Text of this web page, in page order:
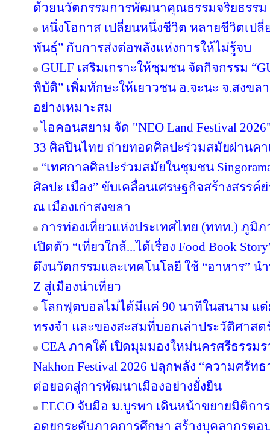
ด้วยนวัตกรรมการพัฒนาคุณธรรมจริยธรรม
หนึ่งโอกาส เปลี่ยนหนึ่งชีวิต หลายชีวิตเปลี่
พันธุ์” กับการส่งต่อพลังแห่งการให้ไม่รู้จบ
GULF เสริมเกราะให้ชุมชน จัดกิจกรรม
พิบัติ” เพิ่มทักษะให้เยาวชน อ.จะนะ จ.สงข
อย่างเหมาะสม
ไอคอนสยาม จัด "NEO Land Festival
33 ศิลปินไทย ถ่ายทอดศิลปะร่วมสมัยผ่านคา
“เทศกาลศิลปะร่วมสมัยในชุมชน
ศิลปะ เมือง” ขับเคลื่อนเศรษฐกิจสร้างสรรค์
ณ เมืองเก่าสงขลา
การท่องเที่ยวแห่งประเทศไทย (ททท.) ภูมิ
เปิดตัว “เที่ยวใกล้...ได้เรื่อง Food Book
ดึงนวัตกรรมและเทคโนโลยี ใช้ “อาหาร” นำ
Z สู่เมืองน่าเที่ยว
โลกฟุตบอลไม่ได้มีแค่ 90 นาทีในสนาม แต่
ทรงจำ และของสะสมที่บอกเล่าประวัติศาส
CEA ภาคใต้ เปิดมุมมองใหม่นครศรีธรรมร
Nakhon Festival 2026 ปลุกพลัง “ความศรัท
ต่อยอดสู่การพัฒนาเมืองอย่างยั่งยืน
EECO จับมือ ม.บูรพา เดินหน้าขยายมิติก
อดยกระดับภาคการศึกษา สร้างบุคลากรต